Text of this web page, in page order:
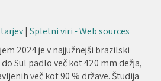
|Spletni viri - Web sources
2024 je v najjužnejši brazilski
Sul padlo več kot 420 mm dežja,
več kot 90 % države. Študija